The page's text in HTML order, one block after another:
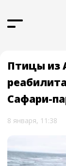
Птицы из
Сафари-
8 января, 11:38